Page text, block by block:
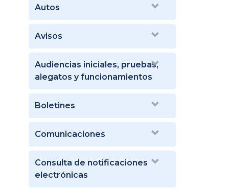
Autos
Avisos
Audiencias iniciales, pruebas,
alegatos y funcionamientos
Boletines
Comunicaciones
Consulta de notificaciones
electrónicas